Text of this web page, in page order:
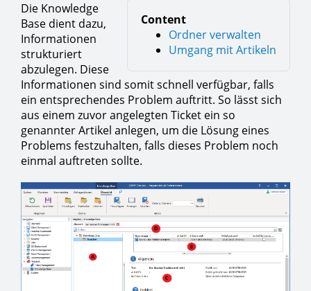
Content
Ordner verwalten
Umgang mit Artikeln
Die Knowledge
Base dient dazu,
Informationen
strukturiert
abzulegen. Diese
Informationen sind somit schnell verfügbar, falls
ein entsprechendes Problem auftritt. So lässt sich
aus einem zuvor angelegten Ticket ein so
genannter Artikel anlegen, um die Lösung eines
Problems festzuhalten, falls dieses Problem noch
einmal auftreten sollte.